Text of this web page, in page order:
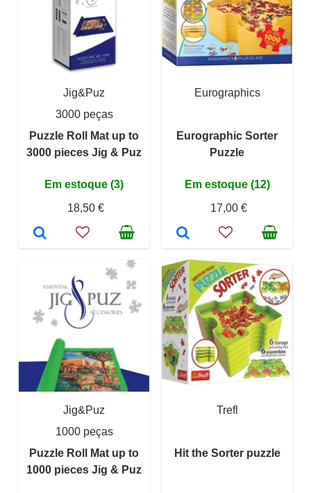
Jig&Puz
3000 peças
Puzzle Roll Mat up to
3000 pieces Jig & Puz
Em estoque (3)
18,50 €
Eurographics
Eurographic Sorter
Puzzle
Em estoque (12)
17,00 €
Jig&Puz
1000 peças
Puzzle Roll Mat up to
1000 pieces Jig & Puz
Trefl
Hit the Sorter puzzle